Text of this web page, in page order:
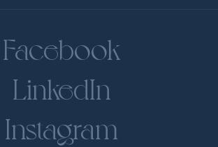
Facebook
LinkedIn
Instagram